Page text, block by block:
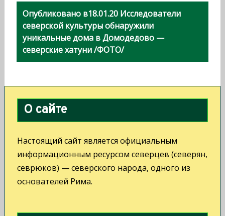
Н
а
в
и
а
ц
и
я
п
о
Опубликовано в18.01.20 Исследователи
северской культуры обнаружили
уникальные дома в Домодедово —
северские хатуни /ФОТО/
О сайте
Настоящий сайт является официальным
информационным ресурсом северцев (северян,
севрюков) — северского народа, одного из
основателей Рима.